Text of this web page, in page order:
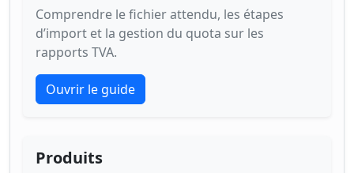
Comprendre le fichier attendu, les étapes
d’import et la gestion du quota sur les
rapports TVA.
Ouvrir le guide
Produits